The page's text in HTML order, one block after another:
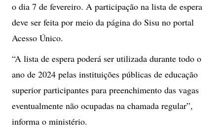
o dia 7 de fevereiro. A participação na lista de espera
deve ser feita por meio da página do Sisu no portal
Acesso Único.
“A lista de espera poderá ser utilizada durante todo o
ano de 2024 pelas instituições públicas de educação
superior participantes para preenchimento das vagas
eventualmente não ocupadas na chamada regular”,
informa o ministério.